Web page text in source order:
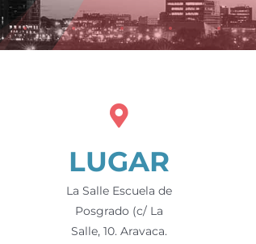
LUGAR
La Salle Escuela de
Posgrado (c/ La
Salle, 10. Aravaca.